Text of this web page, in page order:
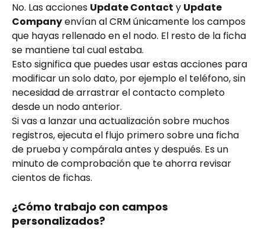
No. Las acciones Update Contact y Update
Company envían al CRM únicamente los campos
que hayas rellenado en el nodo. El resto de la ficha
se mantiene tal cual estaba.
Esto significa que puedes usar estas acciones para
modificar un solo dato, por ejemplo el teléfono, sin
necesidad de arrastrar el contacto completo
desde un nodo anterior.
Si vas a lanzar una actualización sobre muchos
registros, ejecuta el flujo primero sobre una ficha
de prueba y compárala antes y después. Es un
minuto de comprobación que te ahorra revisar
cientos de fichas.
¿Cómo trabajo con campos
personalizados?